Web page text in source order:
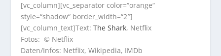
[vc_column][vc_separator color=“orange“
style=“shadow“ border_width=“2″]
[vc_column_text]Text:The Shark, Netflix
Fotos: © Netflix
Daten/Infos: Netflix, Wikipedia, IMDb